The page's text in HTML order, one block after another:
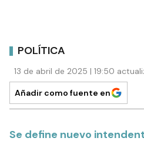
POLÍTICA
13 de abril de 2025 | 19:50
Añadir como fuente en
Se define nuevo